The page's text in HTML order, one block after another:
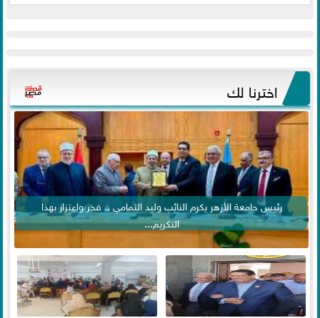
اخترنا لك
رئيس جامعة الأزهر يكرم النائب وليد التمامي .. فخر واعتزاز بهذا
التكريم...